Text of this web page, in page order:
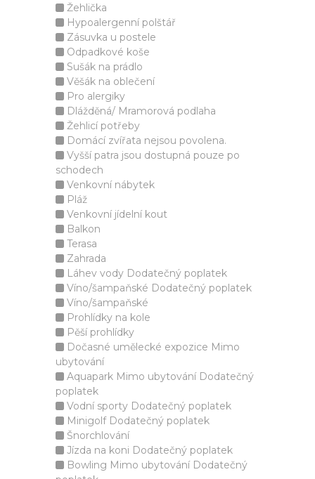
Žehlička
Hypoalergenní polštář
Zásuvka u postele
Odpadkové koše
Sušák na prádlo
Věšák na oblečení
Pro alergiky
Dlážděná/ Mramorová podlaha
Žehlicí potřeby
Domácí zvířata nejsou povolena.
Vyšší patra jsou dostupná pouze po
schodech
Venkovní nábytek
Pláž
Venkovní jídelní kout
Balkon
Terasa
Zahrada
Láhev vody Dodatečný poplatek
Víno/šampaňské Dodatečný poplatek
Víno/šampaňské
Prohlídky na kole
Pěší prohlídky
Dočasné umělecké expozice Mimo
ubytování
Aquapark Mimo ubytování Dodatečný
poplatek
Vodní sporty Dodatečný poplatek
Minigolf Dodatečný poplatek
Šnorchlování
Jízda na koni Dodatečný poplatek
Bowling Mimo ubytování Dodatečný